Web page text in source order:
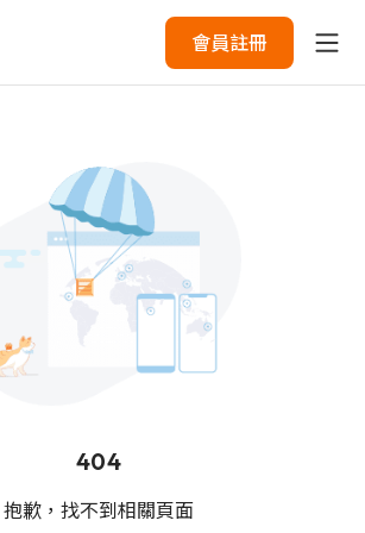
會員註冊
404
抱歉，找不到相關頁面